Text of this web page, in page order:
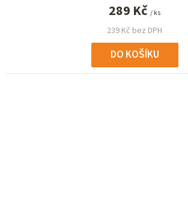
239 Kč bez DPH
289 Kč / ks
DO KOŠÍKU